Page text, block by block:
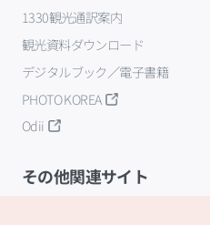
1330観光通訳案内
観光資料ダウンロード
デジタルブック／電子書籍
PHOTO KOREA
Odii
その他関連サイト